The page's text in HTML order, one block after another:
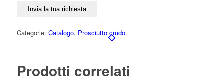
Categorie: Catalogo, Prosciutto crudo
Prodotti correlati